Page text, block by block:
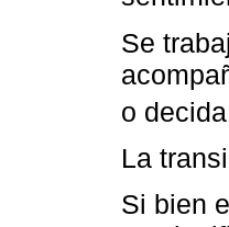
Se
o
La
Si bien